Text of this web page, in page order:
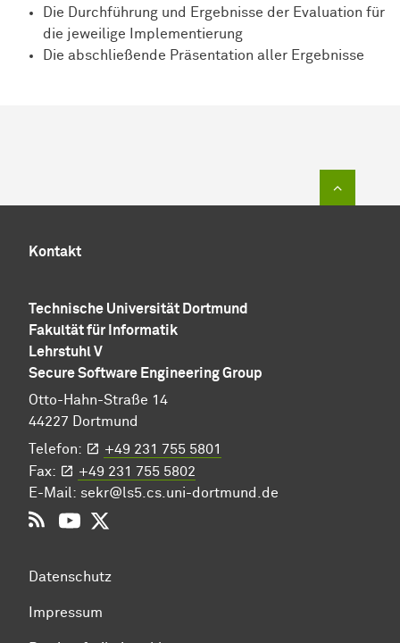
Die Durchführung und Ergebnisse der Evaluation für
die jeweilige Implementierung
Die abschließende Präsentation aller Ergebnisse
Kontakt
Technische Universität Dortmund
Fakultät für Informatik
Lehrstuhl V
Secure Software Engineering Group
Otto-Hahn-Straße 14
44227 Dortmund
Telefon:
+49 231 755 5801
Fax:
+49 231 755 5802
E-Mail: sekr@ls5.cs.uni-dortmund.de
RSS YouTube
Datenschutz
Impressum